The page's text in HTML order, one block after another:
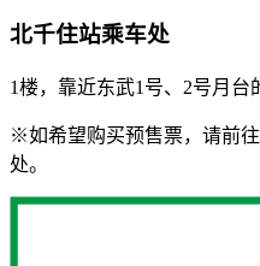
北千住站乘车处
1楼，靠近东武1号、2号月台
※如希望购买预售票，请前
处。